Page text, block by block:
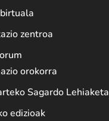
zentroa
orokorra
Sagardo Lehiaketa
edizioak